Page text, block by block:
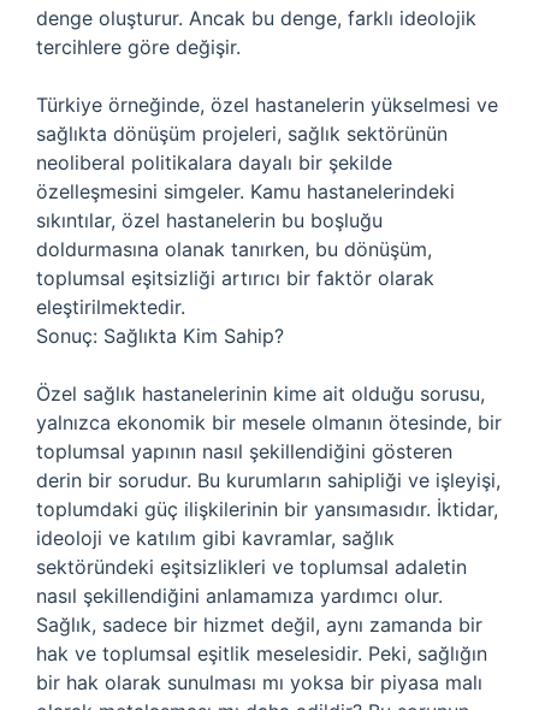
denge oluşturur. Ancak bu denge, farklı ideolojik
tercihlere göre değişir.
Türkiye örneğinde, özel hastanelerin yükselmesi ve
sağlıkta dönüşüm projeleri, sağlık sektörünün
neoliberal politikalara dayalı bir şekilde
özelleşmesini simgeler. Kamu hastanelerindeki
sıkıntılar, özel hastanelerin bu boşluğu
doldurmasına olanak tanırken, bu dönüşüm,
toplumsal eşitsizliği artırıcı bir faktör olarak
eleştirilmektedir.
Sonuç: Sağlıkta Kim Sahip?
Özel sağlık hastanelerinin kime ait olduğu sorusu,
yalnızca ekonomik bir mesele olmanın ötesinde, bir
toplumsal yapının nasıl şekillendiğini gösteren
derin bir sorudur. Bu kurumların sahipliği ve işleyişi,
toplumdaki güç ilişkilerinin bir yansımasıdır. İktidar,
ideoloji ve katılım gibi kavramlar, sağlık
sektöründeki eşitsizlikleri ve toplumsal adaletin
nasıl şekillendiğini anlamamıza yardımcı olur.
Sağlık, sadece bir hizmet değil, aynı zamanda bir
hak ve toplumsal eşitlik meselesidir. Peki, sağlığın
bir hak olarak sunulması mı yoksa bir piyasa malı